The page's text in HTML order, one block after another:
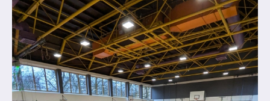
Lehrer*innen Ausbildung
Praktika und Praxissemester
Referendariat